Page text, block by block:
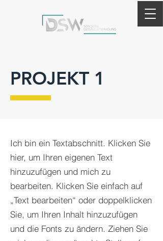
PROJEKT 1
Ich bin ein Textabschnitt. Klicken Sie
hier, um Ihren eigenen Text
hinzuzufügen und mich zu
bearbeiten. Klicken Sie einfach auf
„Text bearbeiten“ oder doppelklicken
Sie, um Ihren Inhalt hinzuzufügen
und die Fonts zu ändern. Ziehen Sie